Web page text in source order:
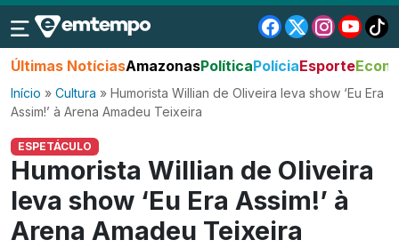
Últimas NotíciasAmazonasPolíticaPolíciaEsporte
Início » Cultura » Humorista Willian de Oliveira leva show ‘Eu Era
Assim!’ à Arena Amadeu Teixeira
ESPETÁCULO
Humorista Willian de Oliveira
leva show ‘Eu Era Assim!’ à
Arena Amadeu Teixeira